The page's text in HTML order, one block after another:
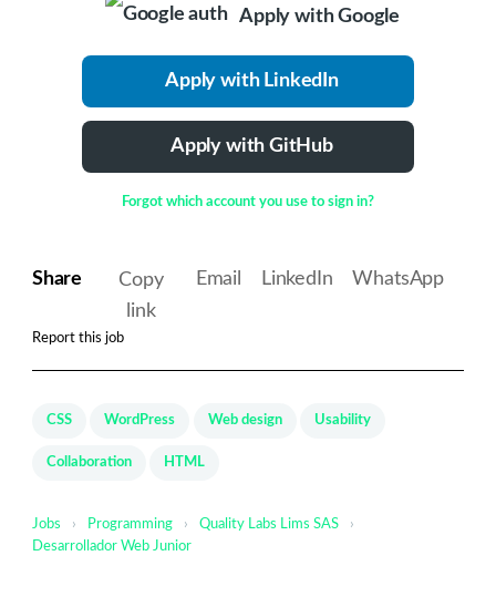
Apply with Google
Apply with LinkedIn
Apply with GitHub
Forgot which account you use to sign in?
Share
Copy
link
Email LinkedIn WhatsApp
Report this job
CSS WordPress Web design Usability
Collaboration HTML
Jobs › Programming › Quality Labs Lims SAS
›
Desarrollador Web Junior